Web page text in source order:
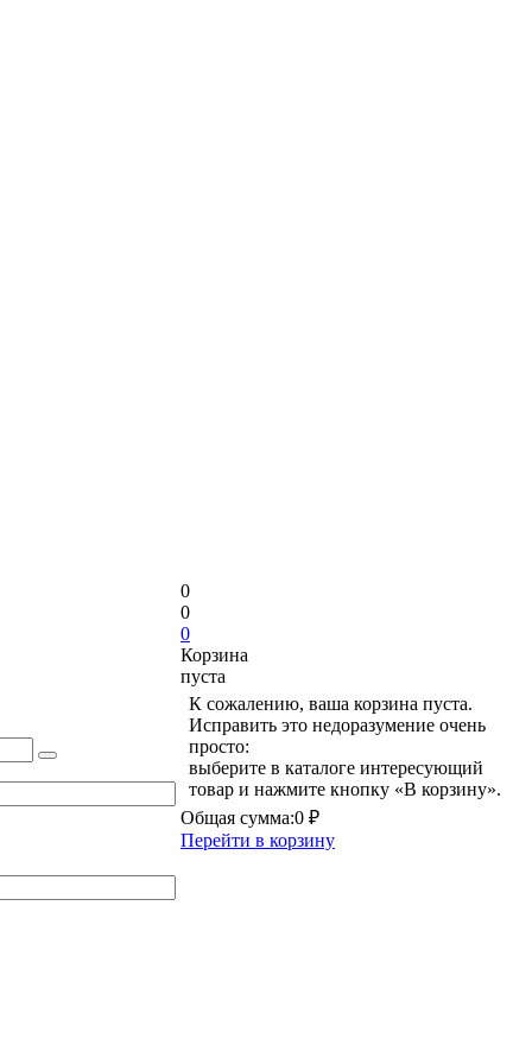
0
0
0
Корзина
пуста
К сожалению, ваша корзина пуста.
Исправить это недоразумение очень
просто:
выберите в каталоге интересующий
товар и нажмите кнопку «В корзину».
Общая сумма:0 ₽
Перейти в корзину